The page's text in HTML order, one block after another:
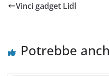
Vinci gadget Lidl
Potrebbe